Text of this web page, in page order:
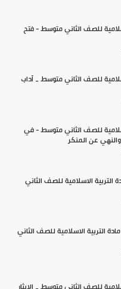
للصف الثاني متوسط - فتح
للصف الثاني متوسط _ آداب
للصف الثاني متوسط - في
عن المنكر
التربية الاسلامية للصف الثاني
التربية الاسلامية للصف الثاني